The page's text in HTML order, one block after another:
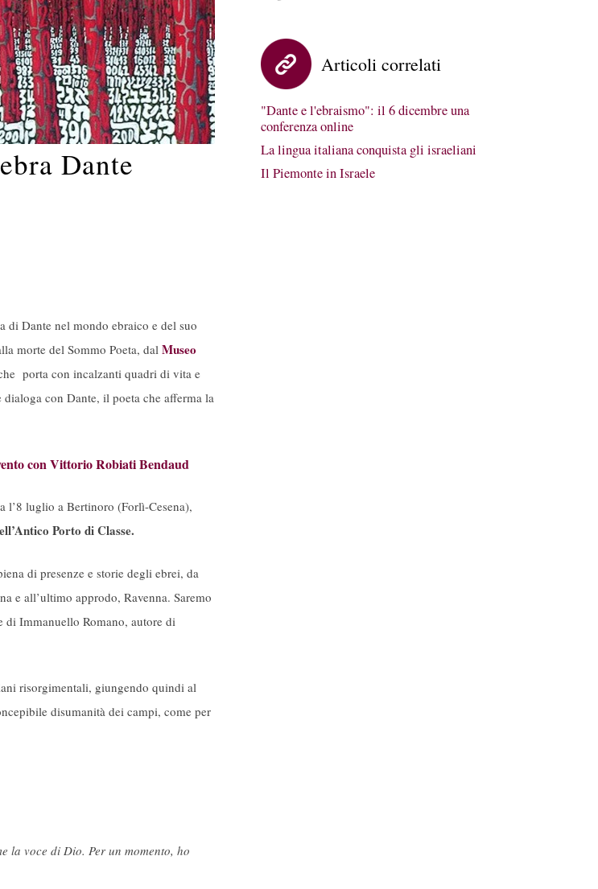
Dante
di Dante nel mondo ebraico e del suo
morte del Sommo Poeta, dal Museo
porta con incalzanti quadri di vita e
con Dante, il poeta che afferma la
con Vittorio Robiati Bendaud
l’8 luglio a Bertinoro (Forlì-Cesena),
Porto di Classe.
di presenze e storie degli ebrei, da
e all’ultimo approdo, Ravenna. Saremo
di Immanuello Romano, autore di
risorgimentali, giungendo quindi al
disumanità dei campi, come per
la voce di Dio. Per un momento, ho
Articoli correlati
"Dante e l'ebraismo": il 6 dicembre una
conferenza online
La lingua italiana conquista gli israeliani
Il Piemonte in Israele